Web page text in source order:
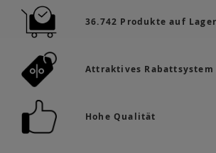
36.742 Produkte auf Lager
Attraktives Rabattsystem
Hohe Qualität